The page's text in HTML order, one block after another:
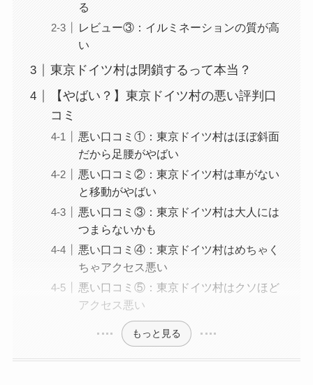
る
レビュー③：イルミネーションの質が高
い
東京ドイツ村は閉鎖するって本当？
【やばい？】東京ドイツ村の悪い評判口
コミ
悪い口コミ①：東京ドイツ村はほぼ斜面
だから足腰がやばい
悪い口コミ②：東京ドイツ村は車がない
と移動がやばい
悪い口コミ③：東京ドイツ村は大人には
つまらないかも
悪い口コミ④：東京ドイツ村はめちゃく
ちゃアクセス悪い
悪い口コミ⑤：東京ドイツ村はクソほど
アクセス悪い
もっと見る